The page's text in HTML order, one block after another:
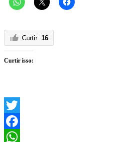
Curtir 16
Curtir isso:
Twitter
Facebook